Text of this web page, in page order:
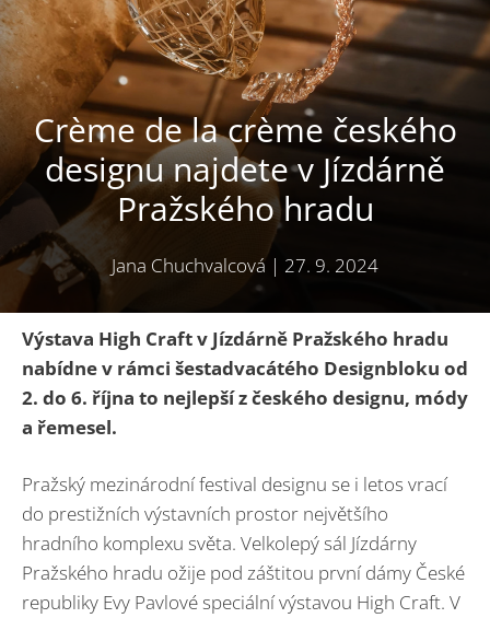
Crème de la crème českého
designu najdete v Jízdárně
Pražského hradu
Jana Chuchvalcová | 27. 9. 2024
Výstava High Craft v Jízdárně Pražského hradu
nabídne v rámci šestadvacátého Designbloku od
2. do 6. října to nejlepší z českého designu, módy
a řemesel.
Pražský mezinárodní festival designu se i letos vrací
do prestižních výstavních prostor největšího
hradního komplexu světa. Velkolepý sál Jízdárny
Pražského hradu ožije pod záštitou první dámy České
republiky Evy Pavlové speciální výstavou High Craft. V